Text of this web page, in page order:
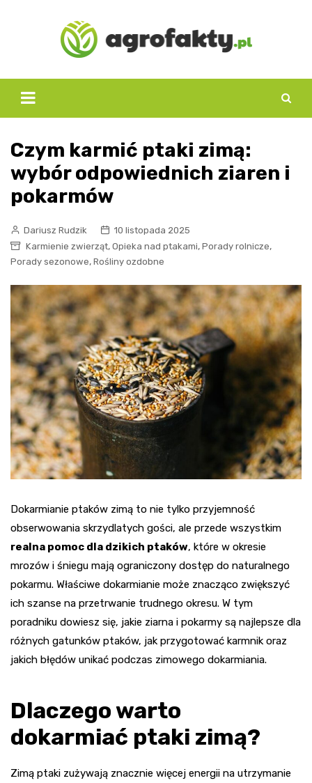
Czym karmić ptaki zimą:
wybór odpowiednich ziaren i
pokarmów
Dariusz Rudzik
10 listopada 2025
Karmienie zwierząt, Opieka nad ptakami, Porady rolnicze,
Porady sezonowe, Rośliny ozdobne
Dokarmianie ptaków zimą to nie tylko przyjemność
obserwowania skrzydlatych gości, ale przede wszystkim
realna pomoc dla dzikich ptaków, które w okresie
mrozów i śniegu mają ograniczony dostęp do naturalnego
pokarmu. Właściwe dokarmianie może znacząco zwiększyć
ich szanse na przetrwanie trudnego okresu. W tym
poradniku dowiesz się, jakie ziarna i pokarmy są najlepsze dla
różnych gatunków ptaków, jak przygotować karmnik oraz
jakich błędów unikać podczas zimowego dokarmiania.
Dlaczego warto
dokarmiać ptaki zimą?
Zimą ptaki zużywają znacznie więcej energii na utrzymanie